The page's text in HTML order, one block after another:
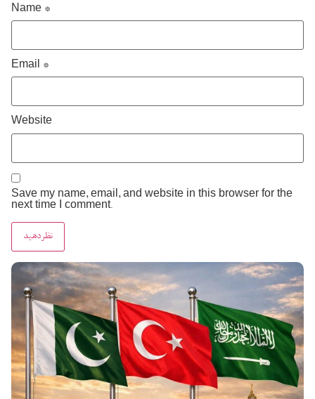
Name *
Email *
Website
Save my name, email, and website in this browser for the
next time I comment.